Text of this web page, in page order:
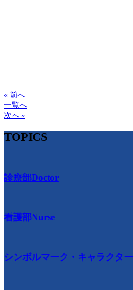
« 前へ
一覧へ
次へ »
TOPICS
診療部Doctor
看護部Nurse
シンボルマーク・キャラクター